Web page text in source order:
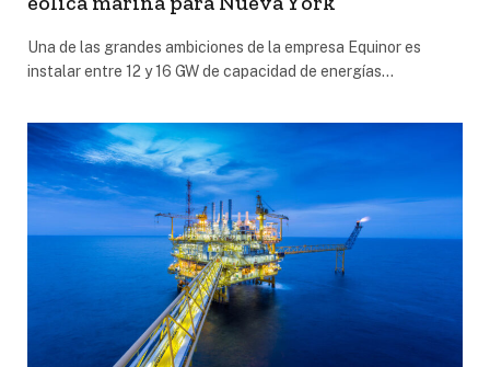
Una de las grandes ambiciones de la empresa Equinor es
instalar entre 12 y 16 GW de capacidad de energías…